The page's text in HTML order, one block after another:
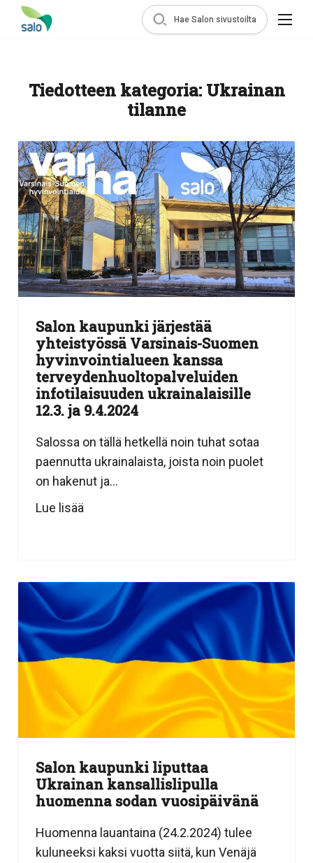
Hae Salon sivustoilta
Tiedotteen kategoria: Ukrainan
tilanne
Salon kaupunki järjestää
yhteistyössä Varsinais-Suomen
hyvinvointialueen kanssa
terveydenhuoltopalveluiden
infotilaisuuden ukrainalaisille
12.3. ja 9.4.2024
Salossa on tällä hetkellä noin tuhat sotaa
paennutta ukrainalaista, joista noin puolet
on hakenut ja...
Lue lisää
Salon kaupunki liputtaa
Ukrainan kansallislipulla
huomenna sodan vuosipäivänä
Huomenna lauantaina (24.2.2024) tulee
kuluneeksi kaksi vuotta siitä, kun Venäjä